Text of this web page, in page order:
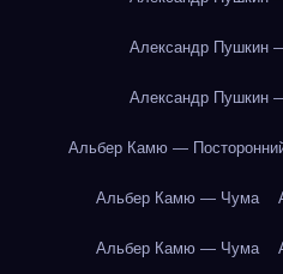
Александр Пушкин
Александр Пушкин
Альбер Камю —
Альбер Камю — Чума
Альбер Камю — Чума